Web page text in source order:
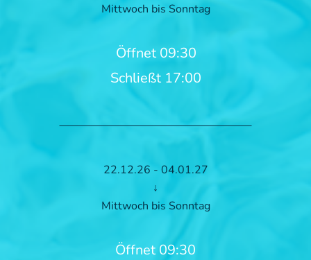
Mittwoch bis Sonntag
Öffnet 09:30
Schließt 17:00
22.12.26 - 04.01.27
↓
Mittwoch bis Sonntag
Öffnet 09:30